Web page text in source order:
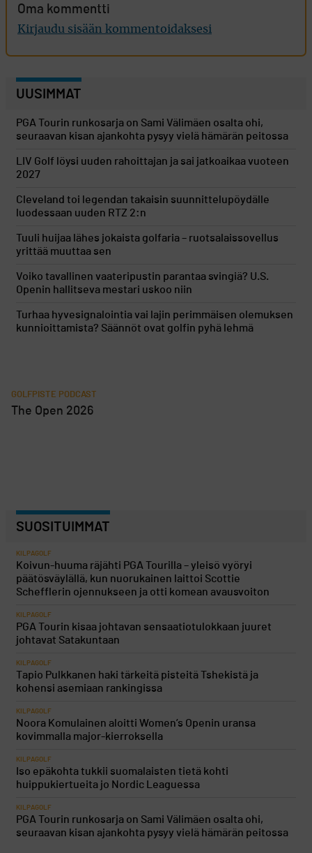
Oma kommentti
Kirjaudu sisään kommentoidaksesi
UUSIMMAT
PGA Tourin runkosarja on Sami Välimäen osalta ohi,
seuraavan kisan ajankohta pysyy vielä hämärän peitossa
LIV Golf löysi uuden rahoittajan ja sai jatkoaikaa vuoteen
2027
Cleveland toi legendan takaisin suunnittelupöydälle
luodessaan uuden RTZ 2:n
Tuuli huijaa lähes jokaista golfaria – ruotsalaissovellus
yrittää muuttaa sen
Voiko tavallinen vaateripustin parantaa svingiä? U.S.
Openin hallitseva mestari uskoo niin
Turhaa hyvesignalointia vai lajin perimmäisen olemuksen
kunnioittamista? Säännöt ovat golfin pyhä lehmä
GOLFPISTE PODCAST
The Open 2026
SUOSITUIMMAT
KILPAGOLF
Koivun-huuma räjähti PGA Tourilla – yleisö vyöryi
päätösväylällä, kun nuorukainen laittoi Scottie
Schefflerin ojennukseen ja otti komean avausvoiton
KILPAGOLF
PGA Tourin kisaa johtavan sensaatiotulokkaan juuret
johtavat Satakuntaan
KILPAGOLF
Tapio Pulkkanen haki tärkeitä pisteitä Tshekistä ja
kohensi asemiaan rankingissa
KILPAGOLF
Noora Komulainen aloitti Women’s Openin uransa
kovimmalla major-kierroksella
KILPAGOLF
Iso epäkohta tukkii suomalaisten tietä kohti
huippukiertueita jo Nordic Leaguessa
KILPAGOLF
PGA Tourin runkosarja on Sami Välimäen osalta ohi,
seuraavan kisan ajankohta pysyy vielä hämärän peitossa